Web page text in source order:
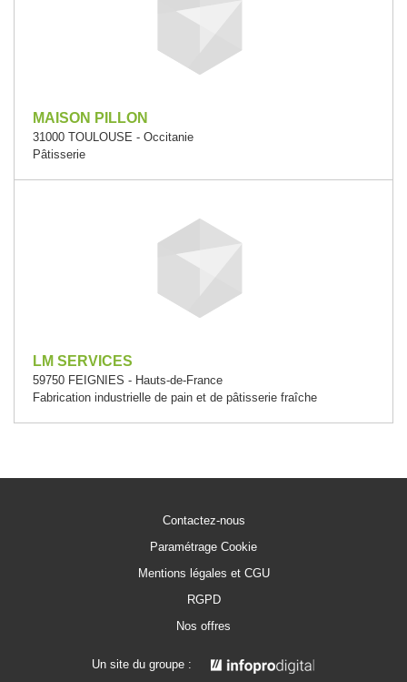
MAISON PILLON
31000 TOULOUSE - Occitanie
Pâtisserie
LM SERVICES
59750 FEIGNIES - Hauts-de-France
Fabrication industrielle de pain et de pâtisserie fraîche
Contactez-nous
Paramétrage Cookie
Mentions légales et CGU
RGPD
Nos offres
Un site du groupe :